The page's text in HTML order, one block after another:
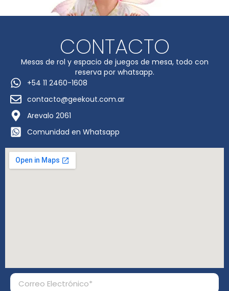
CONTACTO
Mesas de rol y espacio de juegos de mesa, todo con
reserva por whatsapp.
+54 11 2460-1608
contacto@geekout.com.ar
Arevalo 2061
Comunidad en Whatsapp